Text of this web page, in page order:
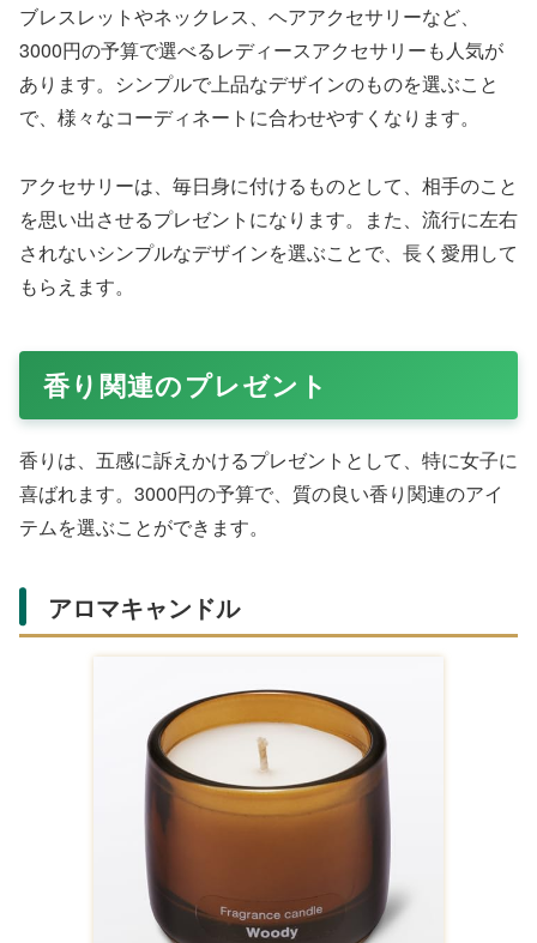
名前を入れられるマグカップは、特別感が高く、プレゼン
ど、様々なバリエーションがあり、相手の好みに合わせて
選ぶことができます。
い出させるアイテムとなります。また、長く愛用できるた
め、プレゼントとしての価値が高いです。
レディースアクセサリー